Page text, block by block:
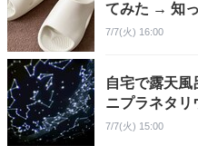
てみた → 知
7/7(火) 16:00
自宅で露天風
ニプラネタ
7/7(火) 15:00